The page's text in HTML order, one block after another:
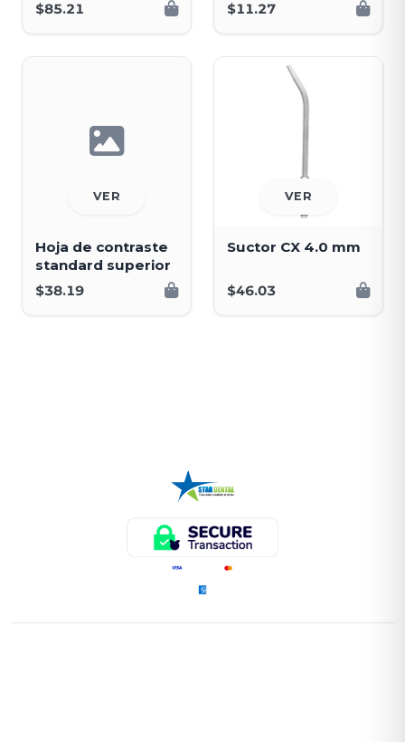
$85.21 $11.27
VER
Hoja de contraste
standard superior
$38.19
VER
Suctor CX 4.0 mm
$46.03